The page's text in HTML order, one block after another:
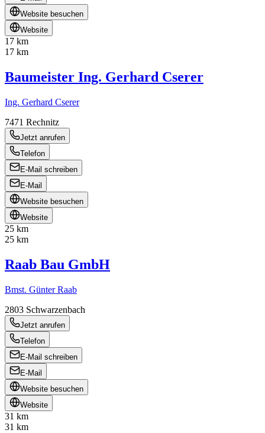
Website besuchen
Website
17 km
17 km
Baumeister Ing. Gerhard Cserer
Ing. Gerhard Cserer
7471 Rechnitz
Jetzt anrufen
Telefon
E-Mail schreiben
E-Mail
Website besuchen
Website
25 km
25 km
Raab Bau GmbH
Bmst. Günter Raab
2803 Schwarzenbach
Jetzt anrufen
Telefon
E-Mail schreiben
E-Mail
Website besuchen
Website
31 km
31 km